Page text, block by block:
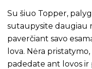
Su šiuo Topper,
sutaupysite daugiau
paverčiant savo
lova. Nėra
padedate ant lovos ir